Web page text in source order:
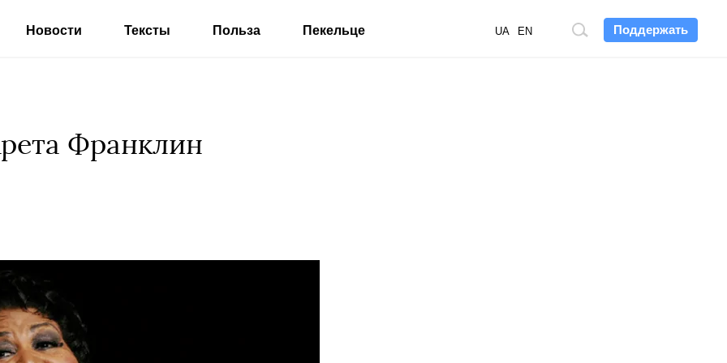
Поддержать
Поиск
UA EN
Новости Тексты Польза Пекельце
Франклин